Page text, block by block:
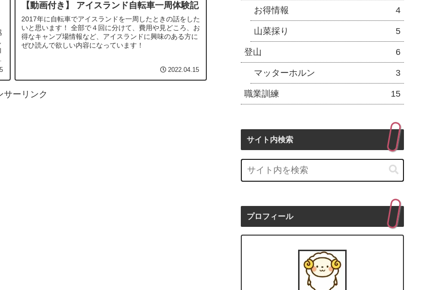
【動画付き】 アイスランド自転車一周体験記
2017年に自転車でアイスランドを一周したときの話をした
いと思います！ 全部で４回に分けて、費用や見どころ、お
得なキャンプ場情報など、アイスランドに興味のある方に
ぜひ読んで欲しい内容になっています！
2022.04.15
サーリンク
お得情報 4
山菜採り 5
登山 6
マッターホルン 3
職業訓練 15
サイト内検索
プロフィール